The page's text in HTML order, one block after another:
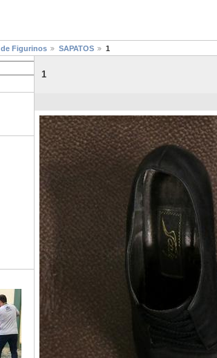
Figurinos SAPATOS 1
1